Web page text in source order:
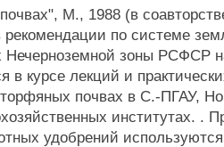
М., 1988 (в
по системе
зоны РСФСР
в курсе лекций и
почвах в С.-ПГАУ,
институтах. .
удобрений